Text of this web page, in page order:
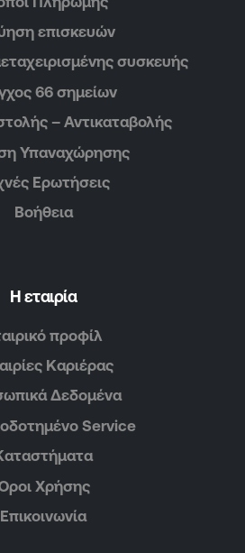
επισκευών
συσκευής
66 σημείων
– Αντικαταβολής
Υπαναχώρησης
Ερωτήσεις
Βοήθεια
Η εταιρία
προφίλ
Καριέρας
Δεδομένα
Service
Χρήσης
Επικοινωνία